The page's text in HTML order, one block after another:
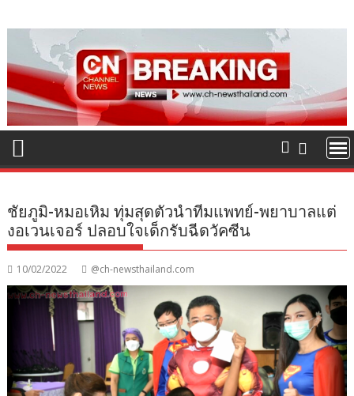
to
content
ชัยภูมิ-หมอเหิม ทุ่มสุดตัวนำทีมแพทย์-พยาบาลแต่
งอเวนเจอร์ ปลอบใจเด็กรับฉีดวัคซีน
10/02/2022 @ch-newsthailand.com